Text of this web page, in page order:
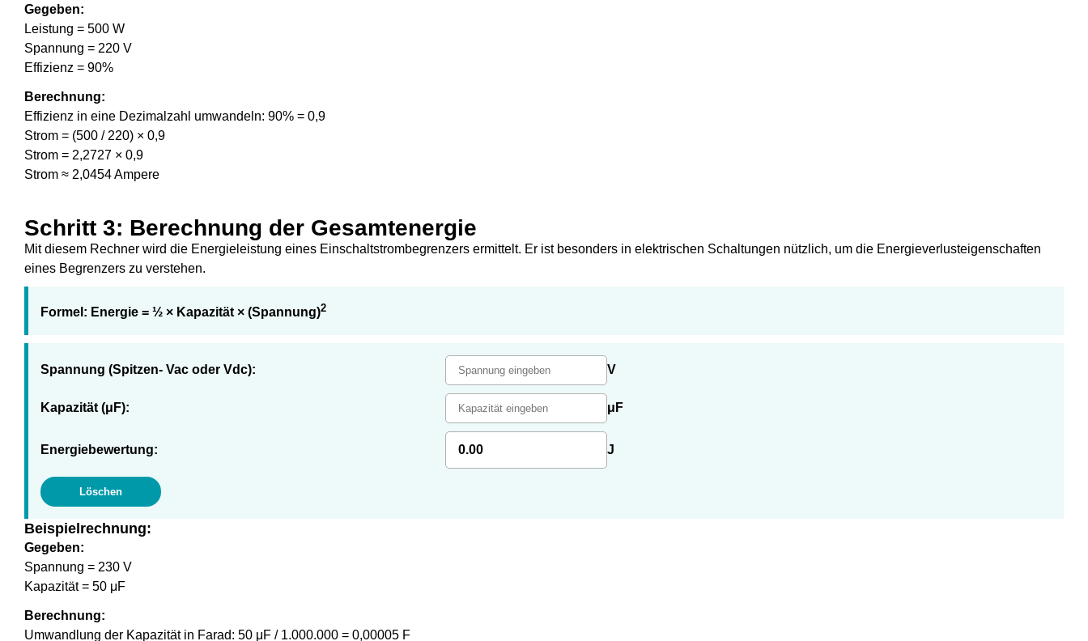
Gegeben:
Leistung = 500 W
Spannung = 220 V
Effizienz = 90%
Berechnung:
Effizienz in eine Dezimalzahl umwandeln: 90% = 0,9
Strom = (500 / 220) × 0,9
Strom = 2,2727 × 0,9
Strom ≈ 2,0454 Ampere
Schritt 3: Berechnung der Gesamtenergie
Mit diesem Rechner wird die Energieleistung eines Einschaltstrombegrenzers ermittelt. Er ist besonders in elektrischen Schaltungen nützlich, um die Energieverlusteigenschaften
eines Begrenzers zu verstehen.
Formel: Energie = ½ × Kapazität × (Spannung)2
Spannung (Spitzen- Vac oder Vdc): V
Kapazität (μF): μF
Energiebewertung: 0.00 J
Löschen
Beispielrechnung:
Gegeben:
Spannung = 230 V
Kapazität = 50 μF
Berechnung:
Umwandlung der Kapazität in Farad: 50 μF / 1.000.000 = 0,00005 F